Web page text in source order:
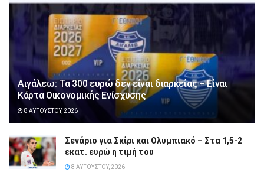
Αιγάλεω: Τα 300 ευρώ δεν είναι διαρκείας – Είναι
Κάρτα Οικονομικής Ενίσχυσης
8 ΑΥΓΟΎΣΤΟΥ, 2026
Σενάριο για Σκίρι και Ολυμπιακό – Στα 1,5-2
εκατ. ευρώ η τιμή του
8 ΑΥΓΟΎΣΤΟΥ, 2026